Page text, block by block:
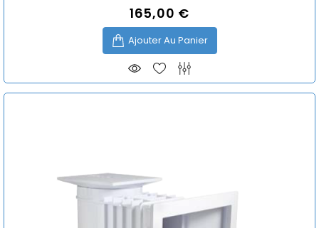
Prix
165,00 €
Ajouter Au Panier